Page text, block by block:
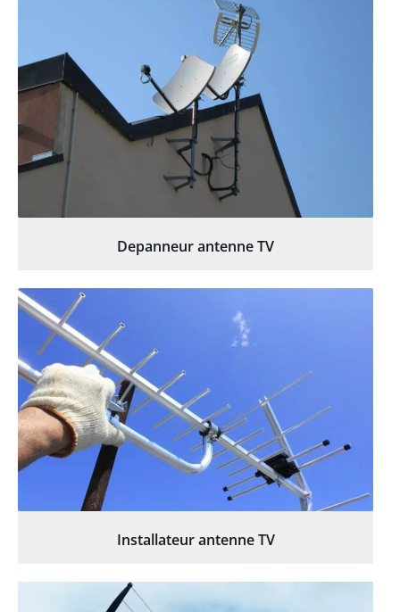
Depanneur antenne TV
Installateur antenne TV